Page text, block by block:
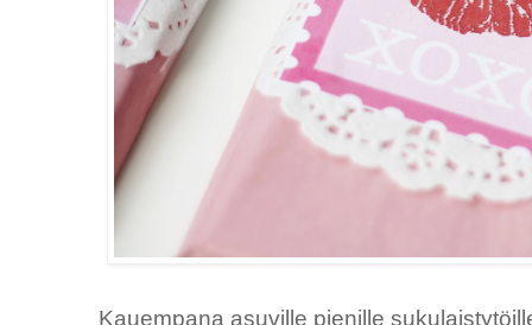
Kauempana asuville pienille